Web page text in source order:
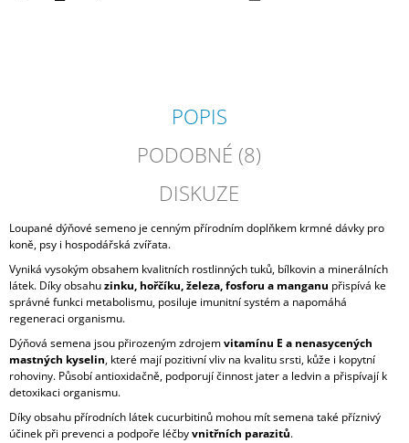
POPIS
PODOBNÉ (8)
DISKUZE
Loupané dýňové semeno je cenným přírodním doplňkem krmné dávky pro
koně, psy i hospodářská zvířata.
Vyniká vysokým obsahem kvalitních rostlinných tuků, bílkovin a minerálních
látek. Díky obsahuzinku, hořčíku, železa, fosforu a manganu přispívá ke
správné funkci metabolismu, posiluje imunitní systém a napomáhá
regeneraci organismu.
Dýňová semena jsou přirozeným zdrojemvitamínu E a nenasycených
mastných kyselin, které mají pozitivní vliv na kvalitu srsti, kůže i kopytní
rohoviny. Působí antioxidačně, podporují činnost jater a ledvin a přispívají k
detoxikaci organismu.
Díky obsahu přírodních látek cucurbitinů mohou mít semena také příznivý
účinek při prevenci a podpoře léčbyvnitřních parazitů.